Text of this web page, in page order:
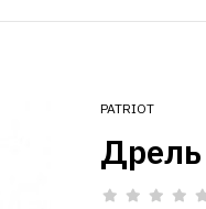
PATRIOT